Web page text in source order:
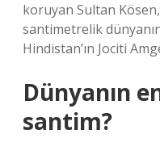
koruyan Sultan
santimetrelik
Hindistan’ın Jociti
Dünyanın
santim?